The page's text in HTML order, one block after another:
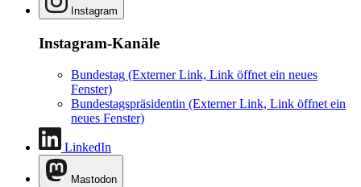
Instagram
Instagram-Kanäle
Bundestag (Externer Link, Link öffnet ein neues
Fenster)
Bundestagspräsidentin (Externer Link, Link öffnet ein
neues Fenster)
LinkedIn
Mastodon